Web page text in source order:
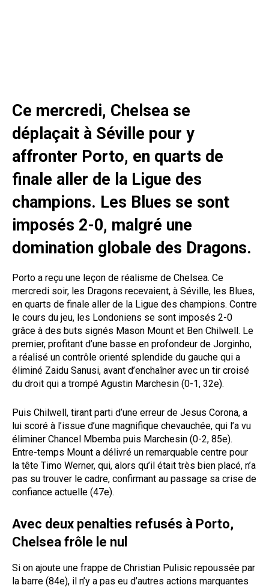
Ce mercredi, Chelsea se
déplaçait à Séville pour y
affronter Porto, en quarts de
finale aller de la Ligue des
champions. Les Blues se sont
imposés 2-0, malgré une
domination globale des Dragons.
Porto a reçu une leçon de réalisme de Chelsea. Ce
mercredi soir, les Dragons recevaient, à Séville, les Blues,
en quarts de finale aller de la Ligue des champions. Contre
le cours du jeu, les Londoniens se sont imposés 2-0
grâce à des buts signés Mason Mount et Ben Chilwell. Le
premier, profitant d’une basse en profondeur de Jorginho,
a réalisé un contrôle orienté splendide du gauche qui a
éliminé Zaidu Sanusi, avant d’enchaîner avec un tir croisé
du droit qui a trompé Agustin Marchesin (0-1, 32e).
Puis Chilwell, tirant parti d’une erreur de Jesus Corona, a
lui scoré à l’issue d’une magnifique chevauchée, qui l’a vu
éliminer Chancel Mbemba puis Marchesin (0-2, 85e).
Entre-temps Mount a délivré un remarquable centre pour
la tête Timo Werner, qui, alors qu’il était très bien placé, n’a
pas su trouver le cadre, confirmant au passage sa crise de
confiance actuelle (47e).
Avec deux penalties refusés à Porto,
Chelsea frôle le nul
Si on ajoute une frappe de Christian Pulisic repoussée par
la barre (84e), il n’y a pas eu d’autres actions marquantes